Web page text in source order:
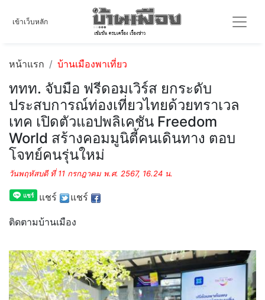
เข้าเว็บหลัก
หน้าแรก บ้านเมืองพาเที่ยว
ททท. จับมือ ฟรีดอมเวิร์ส ยกระดับ
ประสบการณ์ท่องเที่ยวไทยด้วยทราเวล
เทค เปิดตัวแอปพลิเคชัน Freedom
World สร้างคอมมูนิตี้คนเดินทาง ตอบ
โจทย์คนรุ่นใหม่
วันพฤหัสบดี ที่ 11 กรกฎาคม พ.ศ. 2567, 16.24 น.
แชร์ แชร์
ติดตามบ้านเมือง